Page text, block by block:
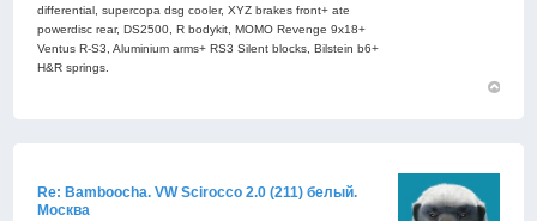
differential, supercopa dsg cooler, XYZ brakes front+ ate
powerdisc rear, DS2500, R bodykit, MOMO Revenge 9x18+
Ventus R-S3, Aluminium arms+ RS3 Silent blocks, Bilstein b6+
H&R springs.
Re: Bamboocha. VW Scirocco 2.0 (211) белый.
Москва